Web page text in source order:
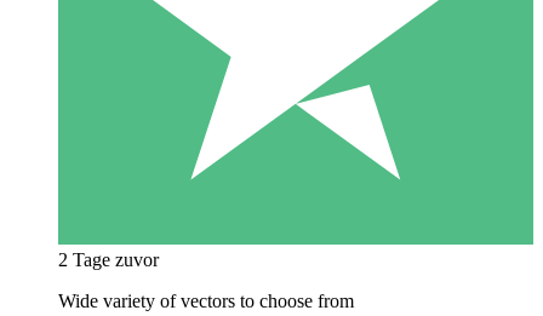
2 Tage zuvor
Wide variety of vectors to choose from